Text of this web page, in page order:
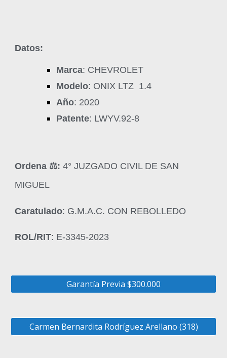
Datos:
Marca: CHEVROLET
Modelo: ONIX LTZ 1.4
Año: 2020
Patente: LWYV.92-8
Ordena ‍⚖️:4° JUZGADO CIVIL DE SAN
MIGUEL
Caratulado: G.M.A.C. CON REBOLLEDO
ROL/RIT: E-3345-2023
Garantía Previa $300.000
Carmen Bernardita Rodríguez Arellano (318)